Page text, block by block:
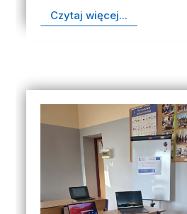
Czytaj więcej...